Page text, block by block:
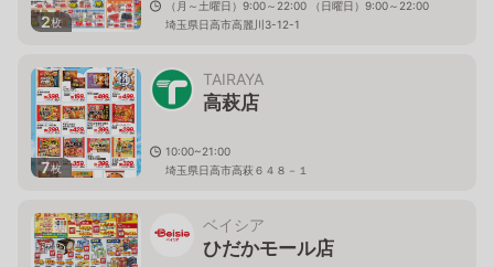
2枚
（月～土曜日）9:00～22:00 （日曜日）9:00～22:00
埼玉県日高市高麗川3-12-1
7枚
TAIRAYA
高萩店
10:00~21:00
埼玉県日高市高萩６４８－１
ベイシア
ひだかモール店